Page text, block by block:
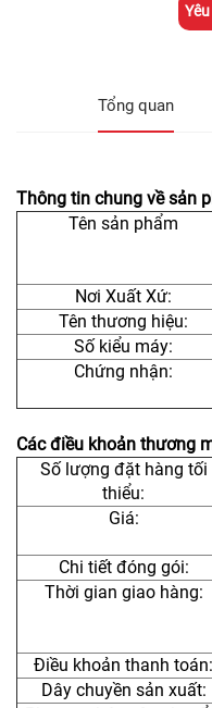
Tổng quan
Thông tin chung về sản
Tên sản phẩm
Nơi Xuất Xứ:
Tên thương hiệu:
Số kiểu máy:
Chứng nhận:
Các điều khoản thương
Số lượng đặt hàng tối
thiểu:
Giá:
Chi tiết đóng gói:
Thời gian giao hàng:
Điều khoản thanh toán:
Dây chuyền sản xuất: